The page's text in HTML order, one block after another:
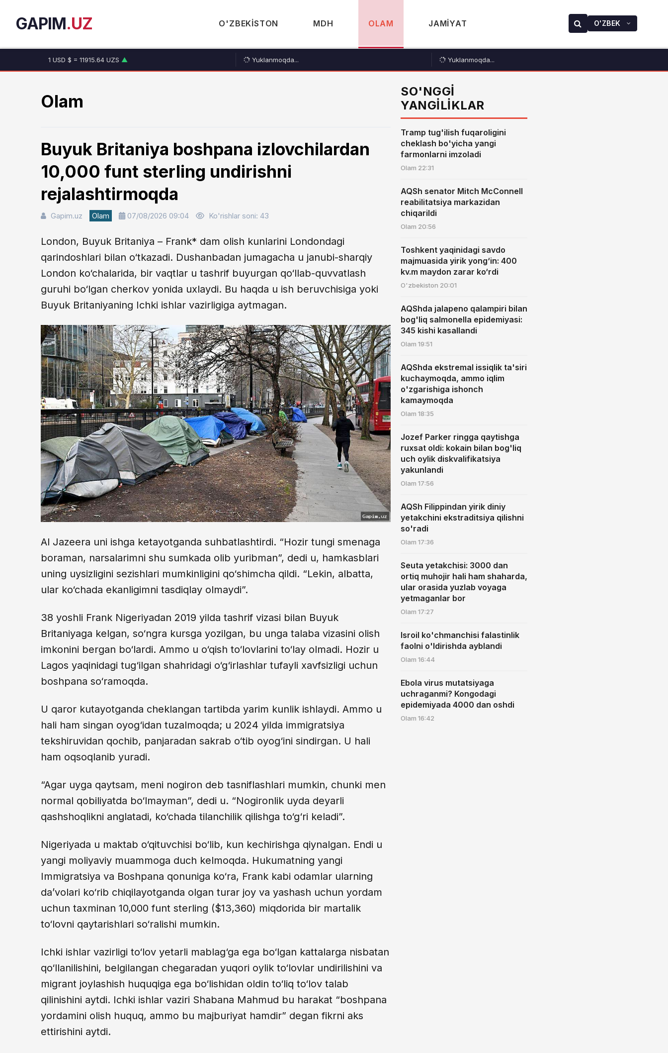
GAPIM.UZ O'ZBEKISTON MDH OLAM JAMIYAT O'ZBEK
1 USD $ = 11915.64 UZS ▲
Yuklanmoqda... Yuklanmoqda...
Olam
Buyuk Britaniya boshpana izlovchilardan
10,000 funt sterling undirishni
rejalashtirmoqda
Gapim.uz Olam 07/08/2026 09:04 Ko'rishlar soni: 43
London, Buyuk Britaniya – Frank* dam olish kunlarini Londondagi
qarindoshlari bilan o‘tkazadi. Dushanbadan jumagacha u janubi-sharqiy
London ko‘chalarida, bir vaqtlar u tashrif buyurgan qo‘llab-quvvatlash
guruhi bo‘lgan cherkov yonida uxlaydi. Bu haqda u ish beruvchisiga yoki
Buyuk Britaniyaning Ichki ishlar vazirligiga aytmagan.
Al Jazeera uni ishga ketayotganda suhbatlashtirdi. “Hozir tungi smenaga
boraman, narsalarimni shu sumkada olib yuribman”, dedi u, hamkasblari
uning uysizligini sezishlari mumkinligini qo‘shimcha qildi. “Lekin, albatta,
ular ko‘chada ekanligimni tasdiqlay olmaydi”.
38 yoshli Frank Nigeriyadan 2019 yilda tashrif vizasi bilan Buyuk
Britaniyaga kelgan, so‘ngra kursga yozilgan, bu unga talaba vizasini olish
imkonini bergan bo‘lardi. Ammo u o‘qish to‘lovlarini to‘lay olmadi. Hozir u
Lagos yaqinidagi tug‘ilgan shahridagi o‘g‘irlashlar tufayli xavfsizligi uchun
boshpana so‘ramoqda.
U qaror kutayotganda cheklangan tartibda yarim kunlik ishlaydi. Ammo u
hali ham singan oyog‘idan tuzalmoqda; u 2024 yilda immigratsiya
tekshiruvidan qochib, panjaradan sakrab o‘tib oyog‘ini sindirgan. U hali
ham oqsoqlanib yuradi.
“Agar uyga qaytsam, meni nogiron deb tasniflashlari mumkin, chunki men
normal qobiliyatda bo‘lmayman”, dedi u. “Nogironlik uyda deyarli
qashshoqlikni anglatadi, ko‘chada tilanchilik qilishga to‘g‘ri keladi”.
Nigeriyada u maktab o‘qituvchisi bo‘lib, kun kechirishga qiynalgan. Endi u
yangi moliyaviy muammoga duch kelmoqda. Hukumatning yangi
Immigratsiya va Boshpana qonuniga ko‘ra, Frank kabi odamlar ularning
da’volari ko‘rib chiqilayotganda olgan turar joy va yashash uchun yordam
uchun taxminan 10,000 funt sterling ($13,360) miqdorida bir martalik
to‘lovni qaytarishlari so‘ralishi mumkin.
Ichki ishlar vazirligi to‘lov yetarli mablag‘ga ega bo‘lgan kattalarga nisbatan
qo‘llanilishini, belgilangan chegaradan yuqori oylik to‘lovlar undirilishini va
migrant joylashish huquqiga ega bo‘lishidan oldin to‘liq to‘lov talab
qilinishini aytdi. Ichki ishlar vaziri Shabana Mahmud bu harakat “boshpana
yordamini olish huquq, ammo bu majburiyat hamdir” degan fikrni aks
ettirishini aytdi.
SO'NGGI
YANGILIKLAR
Tramp tug'ilish fuqaroligini
cheklash bo'yicha yangi
farmonlarni imzoladi
Olam 22:31
AQSh senator Mitch McConnell
reabilitatsiya markazidan
chiqarildi
Olam 20:56
Toshkent yaqinidagi savdo
majmuasida yirik yong‘in: 400
kv.m maydon zarar ko‘rdi
O'zbekiston 20:01
AQShda jalapeno qalampiri bilan
bog'liq salmonella epidemiyasi:
345 kishi kasallandi
Olam 19:51
AQShda ekstremal issiqlik ta'siri
kuchaymoqda, ammo iqlim
o'zgarishiga ishonch
kamaymoqda
Olam 18:35
Jozef Parker ringga qaytishga
ruxsat oldi: kokain bilan bog'liq
uch oylik diskvalifikatsiya
yakunlandi
Olam 17:56
AQSh Filippindan yirik diniy
yetakchini ekstraditsiya qilishni
so'radi
Olam 17:36
Seuta yetakchisi: 3000 dan
ortiq muhojir hali ham shaharda,
ular orasida yuzlab voyaga
yetmaganlar bor
Olam 17:27
Isroil ko'chmanchisi falastinlik
faolni o'ldirishda ayblandi
Olam 16:44
Ebola virus mutatsiyaga
uchraganmi? Kongodagi
epidemiyada 4000 dan oshdi
Olam 16:42